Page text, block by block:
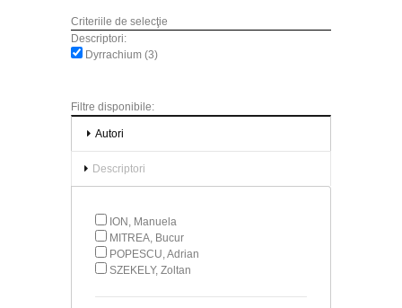
Criteriile de selecţie
Descriptori:
Dyrrachium (3)
Filtre disponibile:
Autori
Descriptori
ION, Manuela
MITREA, Bucur
POPESCU, Adrian
SZEKELY, Zoltan